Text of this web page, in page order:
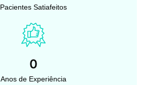
Pacientes Satiafeitos
0
Anos de Experiência